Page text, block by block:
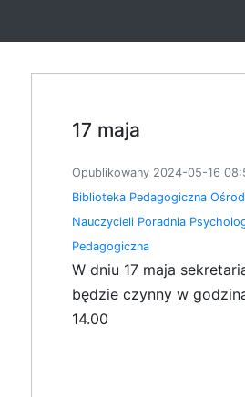
17 maja
Opublikowany 2024-05-16
Biblioteka Pedagogiczna
Nauczycieli Poradnia
Pedagogiczna
W dniu 17 maja
będzie czynny w
14.00